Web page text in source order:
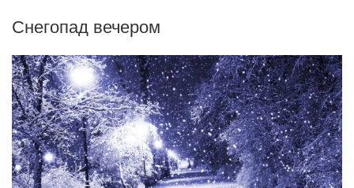
Снегопад вечером